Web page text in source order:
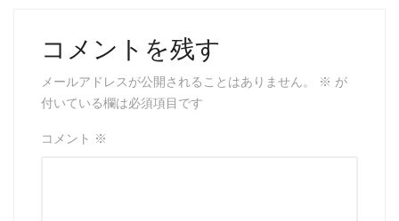
コメントを残す
メールアドレスが公開されることはありません。 ※ が
付いている欄は必須項目です
コメント ※